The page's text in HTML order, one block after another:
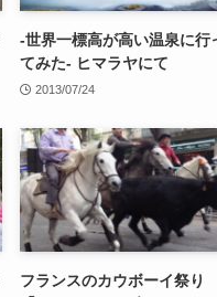
-世界一標高が高い温泉に行
てみた- ヒマラヤにて
2013/07/24
フランスのカウボーイ祭り